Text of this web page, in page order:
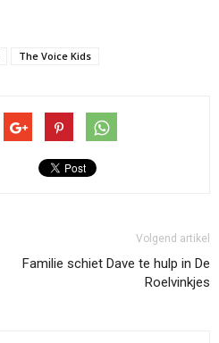
The Voice Kids
Volgend artikel
Familie schiet Dave te hulp in De
Roelvinkjes